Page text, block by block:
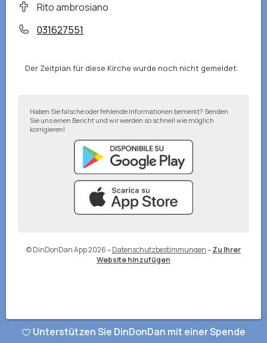
Rito ambrosiano
031627551
Der Zeitplan für diese Kirche wurde noch nicht gemeldet.
Haben Sie falsche oder fehlende Informationen bemerkt? Senden
Sie uns einen Bericht und wir werden so schnell wie möglich
korrigieren!
© DinDonDan App 2026–Datenschutzbestimmungen–Zu Ihrer
Website hinzufügen
Unterstützen Sie DinDonDan mit einer Spende